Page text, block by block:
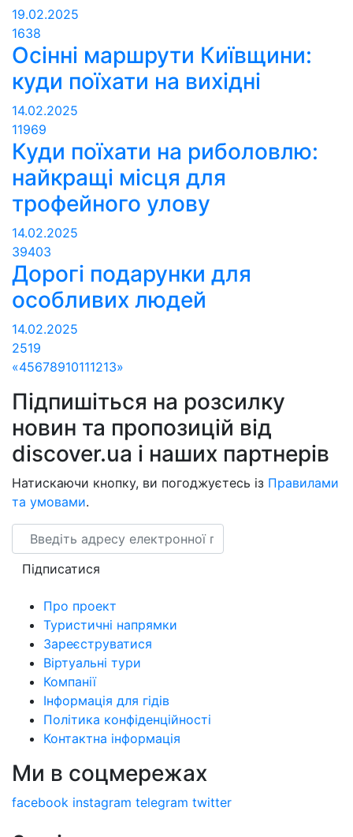
19.02.2025
1638
Осінні маршрути Київщини:
куди поїхати на вихідні
14.02.2025
11969
Куди поїхати на риболовлю:
найкращі місця для
трофейного улову
14.02.2025
39403
Дорогі подарунки для
особливих людей
14.02.2025
2519
«45678910111213»
Підпишіться на розсилку
новин та пропозицій від
discover.ua і наших партнерів
Натискаючи кнопку, ви погоджуєтесь із Правилами
та умовами.
Email
Підписатися
Про проект
Туристичні напрямки
Зареєструватися
Віртуальні тури
Компанії
Інформація для гідів
Політика конфіденційності
Контактна інформація
Ми в соцмережах
facebook instagram telegram twitter